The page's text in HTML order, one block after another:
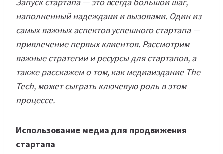
Запуск стартапа — это всегда большой шаг,
наполненный надеждами и вызовами. Один из
самых важных аспектов успешного стартапа —
привлечение первых клиентов. Рассмотрим
важные стратегии и ресурсы для стартапов, а
также расскажем о том, как медиаиздание The
Tech, может сыграть ключевую роль в этом
процессе.
Использование медиа для продвижения
стартапа